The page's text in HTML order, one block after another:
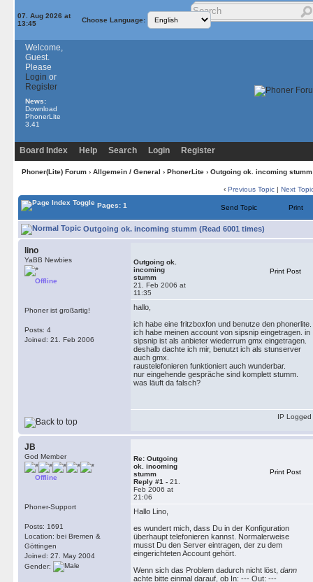
07. Aug 2026 at
13:45
Choose Language:
Welcome,
Guest.
Please
Login or
Register
News:
Download
PhonerLite
3.41
Board Index Help Search Login Register
Phoner(Lite) Forum› Allgemein / General › PhonerLite› Outgoing ok. incoming stumm
‹ Previous Topic | Next
Pages: 1 Send Topic Print
Outgoing ok. incoming stumm (Read 6001 times)
lino
YaBB Newbies
Offline
Phoner ist großartig!
Posts: 4
Joined: 21. Feb 2006
Outgoing ok.
incoming
stumm
21. Feb 2006 at
11:35
Print Post
hallo,
ich habe eine fritzboxfon und benutze den phonerlite.
ich habe meinen account von sipsnip eingetragen. in
sipsnip ist als anbieter wiederrum gmx eingetragen.
deshalb dachte ich mir, benutzt ich als stunserver
auch gmx.
raustelefonieren funktioniert auch wunderbar.
nur eingehende gespräche sind komplett stumm.
was läuft da falsch?
IP Logged
JB
God Member
Offline
Phoner-Support
Posts: 1691
Location: bei Bremen &
Göttingen
Joined: 27. May 2004
Gender:
Re: Outgoing
ok. incoming
stumm
Reply #1 - 21.
Feb 2006 at
21:06
Print Post
Hallo Lino,
es wundert mich, dass Du in der Konfiguration
überhaupt telefonieren kannst. Normalerweise
musst Du den Server eintragen, der zu dem
eingerichteten Account gehört.
Wenn sich das Problem dadurch nicht löst, dann
achte bitte einmal darauf, ob In: --- Out: ---